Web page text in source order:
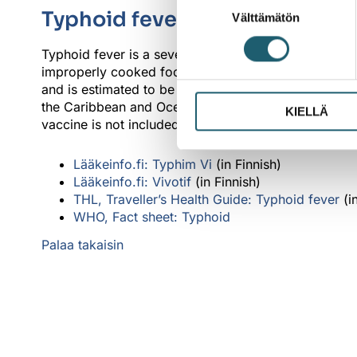
Välttämätön
KIELLÄ
Typhoid fever
Typhoid fever is a severe bacterial systemic
improperly cooked food. With symptoms including
and is estimated to be responsible for 110 000
the Caribbean and Oceania. Vaccination should
vaccine is not included in the National Vaccination
Lääkeinfo.fi: Typhim Vi (in Finnish)
Lääkeinfo.fi: Vivotif (in Finnish)
THL, Traveller’s Health Guide: Typhoid fever
WHO, Fact sheet: Typhoid
Palaa takaisin